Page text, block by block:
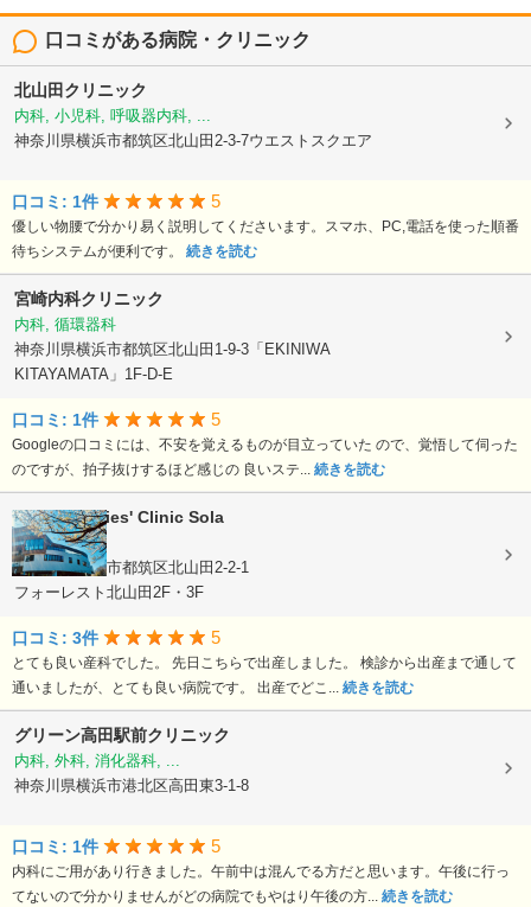
口コミがある病院・クリニック
北山田クリニック
内科, 小児科, 呼吸器内科, ...
神奈川県横浜市都筑区北山田2-3-7ウエストスクエア
口コミ: 1件 5
優しい物腰で分かり易く説明してくださいます。スマホ、PC,電話を使った順番
待ちシステムが便利です。 続きを読む
宮崎内科クリニック
内科, 循環器科
神奈川県横浜市都筑区北山田1-9-3「EKINIWA
KITAYAMATA」1F-D-E
口コミ: 1件 5
Googleの口コミには、不安を覚えるものが目立っていた ので、覚悟して伺った
のですが、拍子抜けするほど感じの 良いステ... 続きを読む
Birth & Ladies' Clinic Sola
産科, 婦人科
神奈川県横浜市都筑区北山田2-2-1
フォーレスト北山田2F・3F
口コミ: 3件 5
とても良い産科でした。 先日こちらで出産しました。 検診から出産まで通して
通いましたが、とても良い病院です。 出産でどこ... 続きを読む
グリーン高田駅前クリニック
内科, 外科, 消化器科, ...
神奈川県横浜市港北区高田東3-1-8
口コミ: 1件 5
内科にご用があり行きました。午前中は混んでる方だと思います。午後に行っ
てないので分かりませんがどの病院でもやはり午後の方... 続きを読む